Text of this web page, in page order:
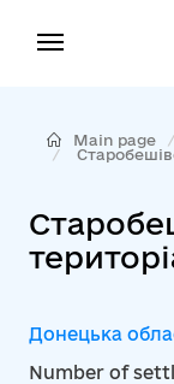
Main page
Донецька
Number of